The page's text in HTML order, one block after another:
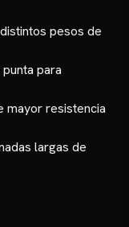
pesos de
para
mayor resistencia
largas de